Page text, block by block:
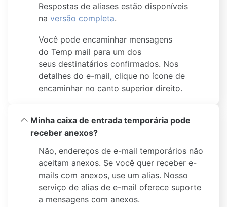
Respostas de aliases estão disponíveis
na versão completa.
Você pode encaminhar mensagens
do Temp mail para um dos
seus destinatários confirmados. Nos
detalhes do e-mail, clique no ícone de
encaminhar no canto superior direito.
Minha caixa de entrada temporária pode
receber anexos?
Não, endereços de e-mail temporários não
aceitam anexos. Se você quer receber e-
mails com anexos, use um alias. Nosso
serviço de alias de e-mail oferece suporte
a mensagens com anexos.